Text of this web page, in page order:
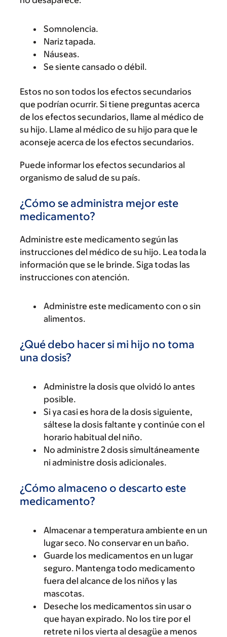
Somnolencia.
Nariz tapada.
Náuseas.
Se siente cansado o débil.
Estos no son todos los efectos secundarios
que podrían ocurrir. Si tiene preguntas acerca
de los efectos secundarios, llame al médico de
su hijo. Llame al médico de su hijo para que le
aconseje acerca de los efectos secundarios.
Puede informar los efectos secundarios al
organismo de salud de su país.
¿Cómo se administra mejor este
medicamento?
Administre este medicamento según las
instrucciones del médico de su hijo. Lea toda la
información que se le brinde. Siga todas las
instrucciones con atención.
Administre este medicamento con o sin
alimentos.
¿Qué debo hacer si mi hijo no toma
una dosis?
Administre la dosis que olvidó lo antes
posible.
Si ya casi es hora de la dosis siguiente,
sáltese la dosis faltante y continúe con el
horario habitual del niño.
No administre 2 dosis simultáneamente
ni administre dosis adicionales.
¿Cómo almaceno o descarto este
medicamento?
Almacenar a temperatura ambiente en un
lugar seco. No conservar en un baño.
Guarde los medicamentos en un lugar
seguro. Mantenga todo medicamento
fuera del alcance de los niños y las
mascotas.
Deseche los medicamentos sin usar o
que hayan expirado. No los tire por el
retrete ni los vierta al desagüe a menos